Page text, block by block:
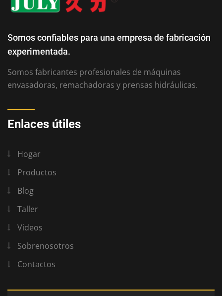
Somos confiables para una empresa de fabricación
experimentada.
Somos fabricantes profesionales de máquinas
envasadoras, remachadoras y prensas hidráulicas.
Enlaces útiles
Hogar
Productos
Blog
Taller
Videos
Sobrenosotros
Contactos